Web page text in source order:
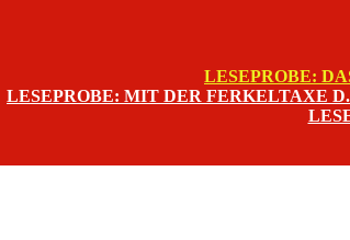
LESEPROBE:
LESEPROBE: MIT DER FERKELTAXE